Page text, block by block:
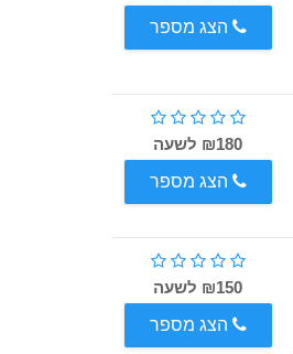
הצג מספר
₪180 לשעה
הצג מספר
₪150 לשעה
הצג מספר